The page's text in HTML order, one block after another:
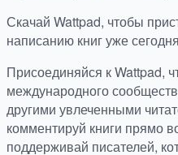
Скачай Wattpad, чтобы
написанию книг уже
Присоединяйся к Wattpad,
международного
другими увлеченными
комментируй книги прямо
поддерживай писателей,